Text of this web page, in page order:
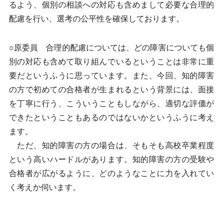
るよう、個別の相談への対応も含めまして必要な合理的
配慮を行い、選考の公平性を確保しております。
○原委員 合理的配慮については、どの障害についても個
別の対応も含めて取り組んでいるということは非常に重
要だというふうに思っています。また、今回、知的障害
の方で初めての合格者が生まれるという背景には、面接
を丁寧に行う、こういうこともしながら、適切な評価が
できたということもあるのではないかというふうに考え
ます。
ただ、知的障害の方の場合は、そもそも高校卒業程度
という高いハードルがあります。知的障害の方の受験や
合格者が広がるように、どのようなことに力を入れてい
く考えか伺います。